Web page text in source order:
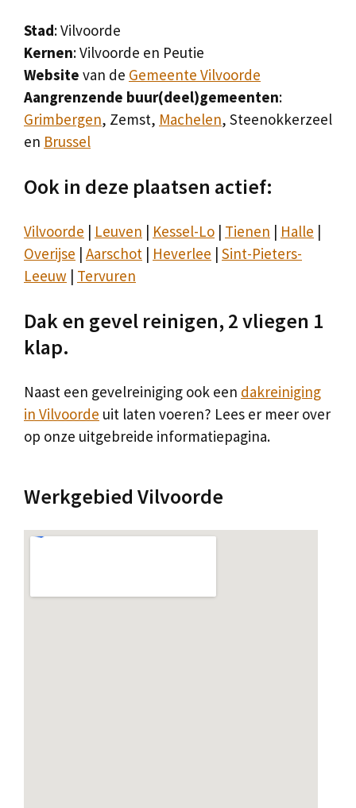
Stad: Vilvoorde
Kernen: Vilvoorde en Peutie
Website van de Gemeente Vilvoorde
Aangrenzende buur(deel)gemeenten:
Grimbergen, Zemst, Machelen, Steenokkerzeel
en Brussel
Ook in deze plaatsen actief:
Vilvoorde | Leuven | Kessel-Lo | Tienen | Halle |
Overijse | Aarschot | Heverlee | Sint-Pieters-
Leeuw | Tervuren
Dak en gevel reinigen, 2 vliegen 1
klap.
Naast een gevelreiniging ook een dakreiniging
in Vilvoorde uit laten voeren? Lees er meer over
op onze uitgebreide informatiepagina.
Werkgebied Vilvoorde